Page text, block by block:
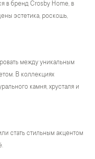
в бренд Crosby Home, в
эстетика, роскошь,
между уникальным
В коллекциях
камня, хрусталя и
стать стильным акцентом